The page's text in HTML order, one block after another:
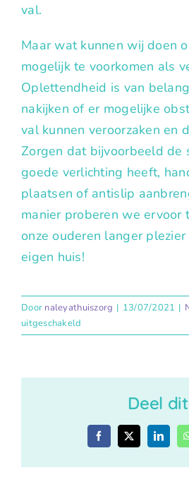
val.
Maar wat kunnen wij doen
mogelijk te voorkomen als
Oplettendheid is van
nakijken of er mogelijke
val kunnen veroorzaken en
Zorgen dat bijvoorbeeld de
goede verlichting heeft,
plaatsen of antislip
manier proberen we ervoor
onze ouderen langer
eigen huis!
Door naleyathuiszorg | 13/07/2021 |
uitgeschakeld
Aantal
de
70
Deel dit
Facebook
X